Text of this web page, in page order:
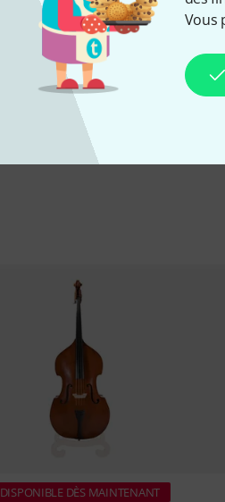
Vous
52 €
DISPONIBLE DÈS MAINTENANT